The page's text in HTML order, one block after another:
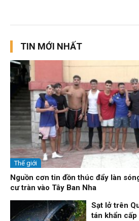
TIN MỚI NHẤT
Thế giới
Nguồn cơn tin đồn thúc đẩy làn
cư tràn vào Tây Ban Nha
Sạt lở trên
tán khẩn cấp